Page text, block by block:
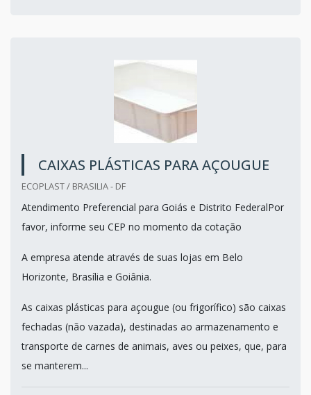
CAIXAS PLÁSTICAS PARA AÇOUGUE
ECOPLAST / BRASILIA - DF
Atendimento Preferencial para Goiás e Distrito FederalPor
favor, informe seu CEP no momento da cotação
A empresa atende através de suas lojas em Belo
Horizonte, Brasília e Goiânia.
As caixas plásticas para açougue (ou frigorífico) são caixas
fechadas (não vazada), destinadas ao armazenamento e
transporte de carnes de animais, aves ou peixes, que, para
se manterem...